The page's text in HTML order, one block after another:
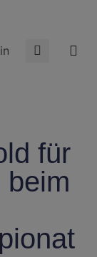
für
beim